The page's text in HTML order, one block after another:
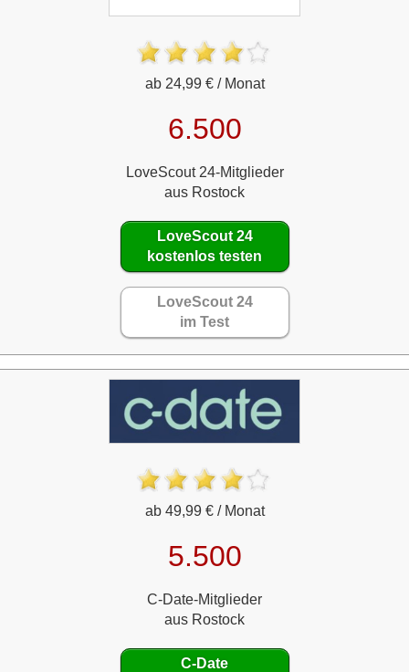
ab 24,99 € / Monat
6.500
LoveScout 24-Mitglieder
aus Rostock
LoveScout 24
kostenlos testen
LoveScout 24
im Test
ab 49,99 € / Monat
5.500
C-Date-Mitglieder
aus Rostock
C-Date